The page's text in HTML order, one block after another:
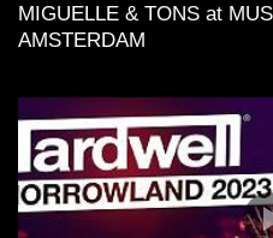
MIGUELLE & TONS at
AMSTERDAM